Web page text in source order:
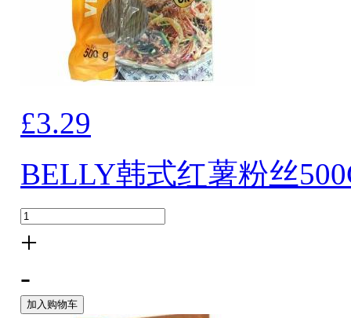
£3.29
BELLY韩式红薯粉丝
+
-
加入购物车